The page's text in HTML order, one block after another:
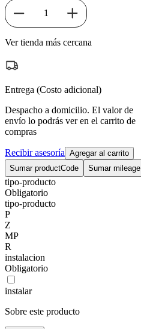
1
Ver tienda más cercana
Entrega (Costo adicional)
Despacho a domicilio. El valor de
envío lo podrás ver en el carrito de
compras
Recibir asesoría Agregar al carrito
Sumar productCode
Sumar mileage
tipo-producto
Obligatorio
tipo-producto
P
Z
MP
R
instalacion
Obligatorio
instalar
Sobre este producto